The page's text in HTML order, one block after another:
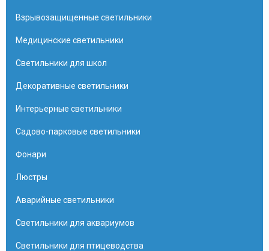
Взрывозащищенные светильники
Медицинские светильники
Светильники для школ
Декоративные светильники
Интерьерные светильники
Садово-парковые светильники
Фонари
Люстры
Аварийные светильники
Светильники для аквариумов
Светильники для птицеводства